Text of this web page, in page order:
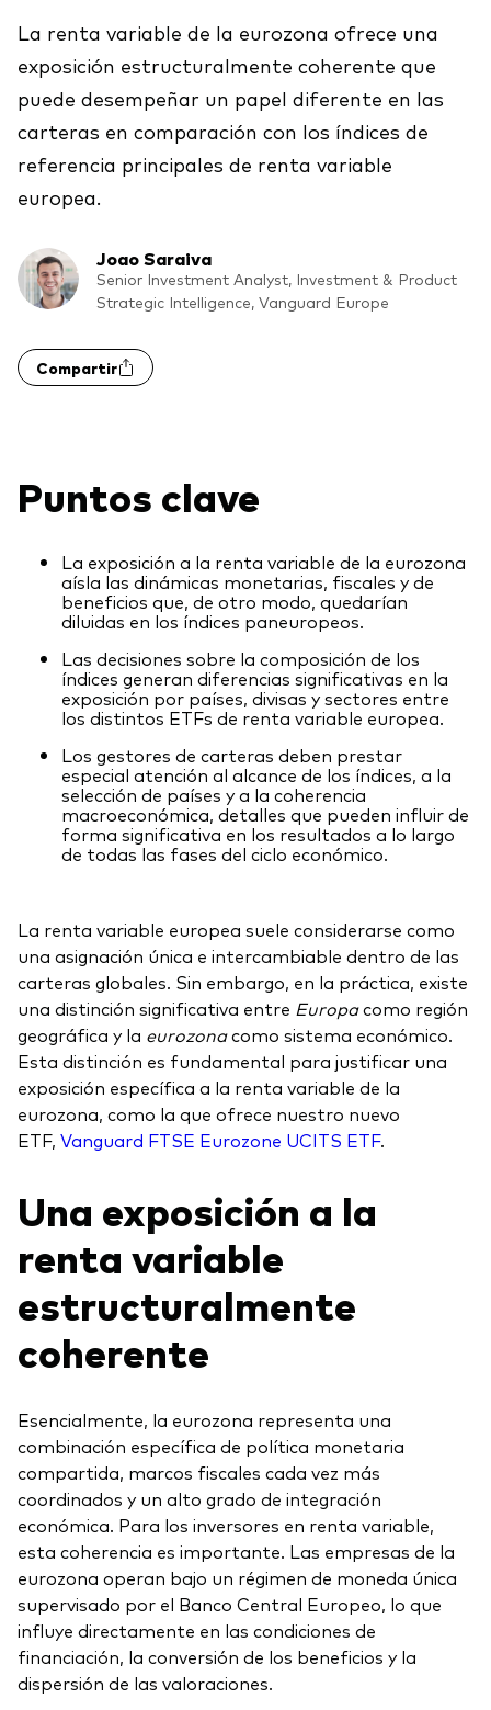
Multiactivos
Nuestros productos de inversión
Qué ofrecemos
Renta fija activa
ETF
Fondos indexados
Invierte con nosotros
Supervisión de inversiones
Documentación legal
Análisis de la exposición a índices
Perspectiva económica y de los
Generación V
Prevención de fraude
La renta variable de la eurozona ofrece una
exposición estructuralmente coherente que
puede desempeñar un papel diferente en las
carteras en comparación con los índices de
referencia principales de renta variable
europea.
Joao Saraiva
Senior Investment Analyst, Investment & Product
Strategic Intelligence, Vanguard Europe
Compartir
Puntos clave
La exposición a la renta variable de la eurozona
aísla las dinámicas monetarias, fiscales y de
beneficios que, de otro modo, quedarían
diluidas en los índices paneuropeos.
Las decisiones sobre la composición de los
índices generan diferencias significativas en la
exposición por países, divisas y sectores entre
los distintos ETFs de renta variable europea.
Los gestores de carteras deben prestar
especial atención al alcance de los índices, a la
selección de países y a la coherencia
macroeconómica, detalles que pueden influir de
forma significativa en los resultados a lo largo
de todas las fases del ciclo económico.
La renta variable europea suele considerarse como
una asignación única e intercambiable dentro de las
carteras globales. Sin embargo, en la práctica, existe
una distinción significativa entre Europacomo región
geográfica y la eurozonacomo sistema económico.
Esta distinción es fundamental para justificar una
exposición específica a la renta variable de la
eurozona, como la que ofrece nuestro nuevo
ETF, Vanguard FTSE Eurozone UCITS ETF.
Una exposición a la
renta variable
estructuralmente
coherente
Esencialmente, la eurozona representa una
combinación específica de política monetaria
compartida, marcos fiscales cada vez más
coordinados y un alto grado de integración
económica. Para los inversores en renta variable,
esta coherencia es importante. Las empresas de la
eurozona operan bajo un régimen de moneda única
supervisado por el Banco Central Europeo, lo que
influye directamente en las condiciones de
financiación, la conversión de los beneficios y la
dispersión de las valoraciones.